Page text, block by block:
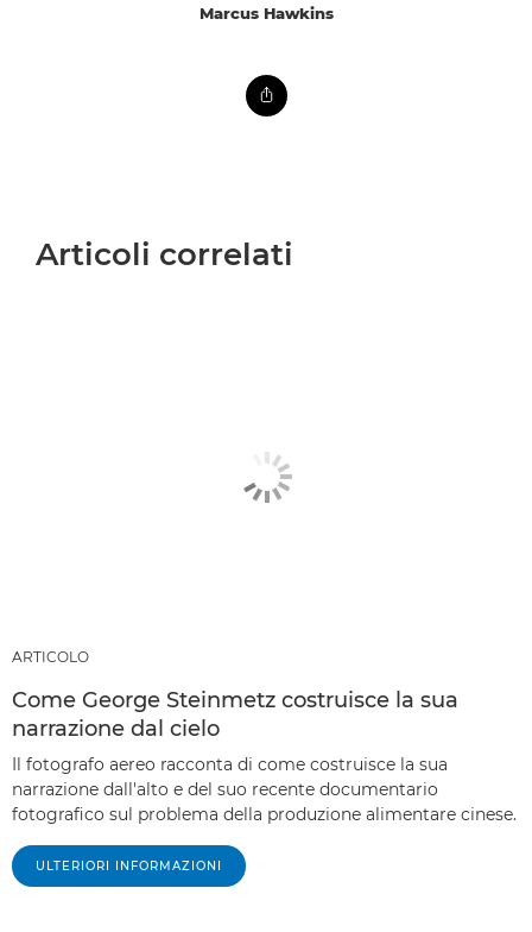
Marcus Hawkins
Articoli correlati
ARTICOLO
Come George Steinmetz costruisce la sua
narrazione dal cielo
Il fotografo aereo racconta di come costruisce la sua
narrazione dall'alto e del suo recente documentario
fotografico sul problema della produzione alimentare cinese.
ULTERIORI INFORMAZIONI